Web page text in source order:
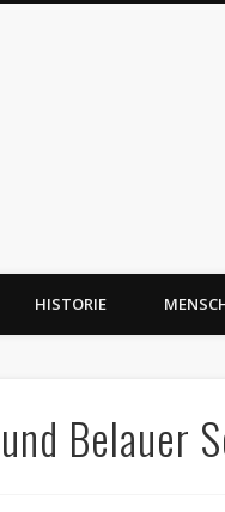
HISTORIE
Belauer